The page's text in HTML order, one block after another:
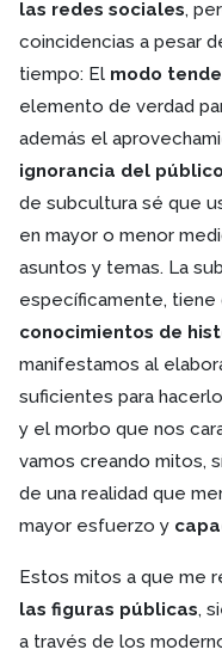
las redes sociales,
coincidencias a pesar
tiempo: El modo
elemento de verdad
además el
ignorancia del público
de subcultura sé que
en mayor o menor
asuntos y temas. La
específicamente,
conocimientos de
manifestamos al
suficientes para
y el morbo que nos
vamos creando mitos,
de una realidad que
mayor esfuerzo y
Estos mitos a que me
las figuras públicas,
a través de los